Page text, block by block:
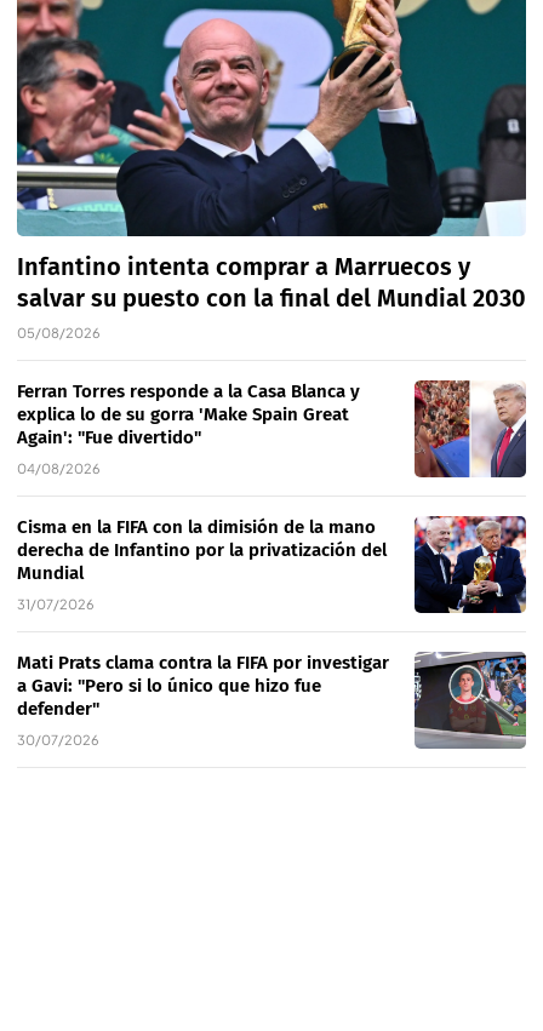
Infantino intenta comprar a Marruecos y
salvar su puesto con la final del Mundial 2030
05/08/2026
Ferran Torres responde a la Casa Blanca y
explica lo de su gorra 'Make Spain Great
Again': "Fue divertido"
04/08/2026
Cisma en la FIFA con la dimisión de la mano
derecha de Infantino por la privatización del
Mundial
31/07/2026
Mati Prats clama contra la FIFA por investigar
a Gavi: "Pero si lo único que hizo fue
defender"
30/07/2026